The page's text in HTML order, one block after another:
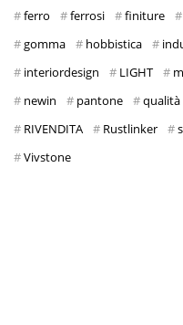
ferro
ferrosi finiture
gomma
hobbistica
interiordesign
LIGHT
newin
pantone qualità
RIVENDITA
Rustlinker
Vivstone